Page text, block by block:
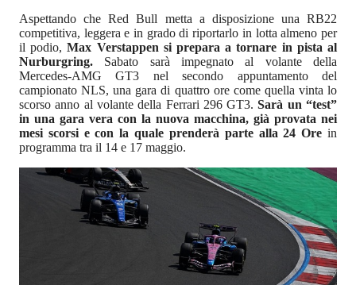
Aspettando che Red Bull metta a disposizione una RB22
competitiva, leggera e in grado di riportarlo in lotta almeno per
il podio, Max Verstappen si prepara a tornare in pista al
Nurburgring. Sabato sarà impegnato al volante della
Mercedes-AMG GT3 nel secondo appuntamento del
campionato NLS, una gara di quattro ore come quella vinta lo
scorso anno al volante della Ferrari 296 GT3. Sarà un “test”
in una gara vera con la nuova macchina, già provata nei
mesi scorsi e con la quale prenderà parte alla 24 Ore in
programma tra il 14 e 17 maggio.